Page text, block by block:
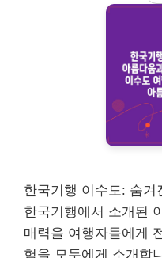
한국기행 이수도: 숨겨
한국기행에서 소개된
매력을 여행자들에게
험을 모두에게 소개합